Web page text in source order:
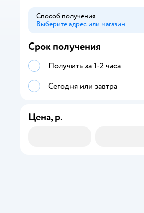
Способ получения
Выберите адрес или магазин
Способ получения
Срок получения
Получить за 1-2 часа
Сегодня или завтра
Цена, р.